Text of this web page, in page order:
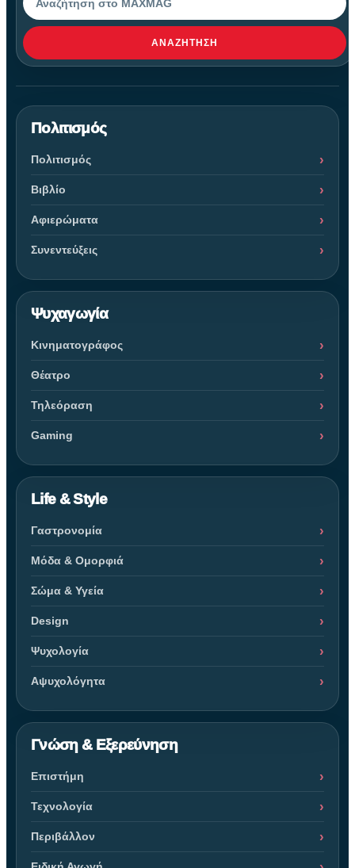
ΑΝΑΖΉΤΗΣΗ
Πολιτισμός
Πολιτισμός
Βιβλίο
Αφιερώματα
Συνεντεύξεις
Ψυχαγωγία
Κινηματογράφος
Θέατρο
Τηλεόραση
Gaming
Life & Style
Γαστρονομία
Μόδα & Ομορφιά
Σώμα & Υγεία
Design
Ψυχολογία
Αψυχολόγητα
Γνώση & Εξερεύνηση
Επιστήμη
Τεχνολογία
Περιβάλλον